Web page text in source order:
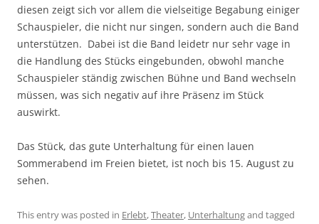
diesen zeigt sich vor allem die vielseitige Begabung einiger
Schauspieler, die nicht nur singen, sondern auch die Band
unterstützen. Dabei ist die Band leidetr nur sehr vage in
die Handlung des Stücks eingebunden, obwohl manche
Schauspieler ständig zwischen Bühne und Band wechseln
müssen, was sich negativ auf ihre Präsenz im Stück
auswirkt.
Das Stück, das gute Unterhaltung für einen lauen
Sommerabend im Freien bietet, ist noch bis 15. August zu
sehen.
This entry was posted in Erlebt,Theater, Unterhaltungand tagged